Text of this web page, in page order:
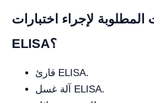
لإجراء اختبارات
ELISA؟
قارئ ELISA.
آلة غسل ELISA.